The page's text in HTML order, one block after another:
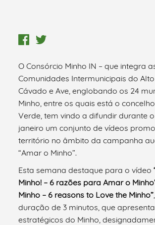
O Consórcio Minho IN – que integra
Comunidades Intermunicipais do Alto
Cávado e Ave, englobando os 24
Minho, entre os quais está o
Verde, tem vindo a difundir durante
janeiro um conjunto de vídeos
território no âmbito da campanha
“Amar o Minho”.
Esta semana destaque para o vídeo
Minho! – 6 razões para Amar o
Minho – 6 reasons to Love the Minho”
duração de 3 minutos, que
estratégicos do Minho,